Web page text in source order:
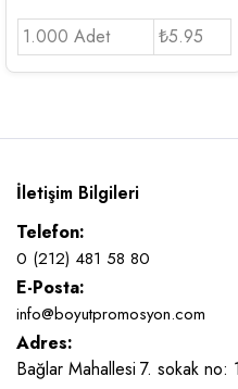
1.000 Adet ₺5.95
İletişim Bilgileri
Telefon:
0 (212) 481 58 80
E-Posta:
info@boyutpromosyon.com
Adres:
Bağlar Mahallesi 7. sokak no: